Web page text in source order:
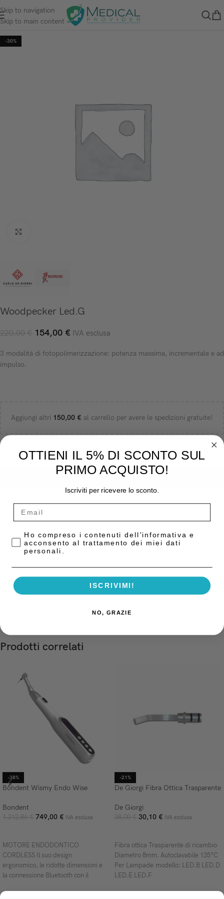
Skip to navigation
Skip to main content
-30%
Woodpecker Led.G
220,00€ 154,00 € IVA esclusa
3 modalità di fotopolimerizzazione: potenza massima, incrementale e ad
impulso.
Aggiungi altri 150,00 € al carrello per avere le spedizioni gratuite!
+
AGGIUNGI AL CARRELLO
COD:827/30
Categoria: Lampade Polimerizzatrici
Descrizione
Lampada a LED da riunito dalle elevate prestazioni.
Modalità di esposizione: 10 secondi
Prodotti correlati
-38%
Bondent Wismy Endo Wise
Bondent
1.212,86€ 749,00 € IVA esclusa
MOTORE ENDODONTICO
CORDLESS Il suo design
ergonomico, le ridotte dimensioni e
la connessione Bluetooth con il
-21%
De Giorgi Fibra Ottica Trasparente
De Giorgi
38,00€ 30,10 € IVA esclusa
Fibra ottica Trasparente di ricambio
Diametro 8mm. Autoclavabile 135°C
Per Lampade modello: LED.B LED.D
LED.E LED.F
OTTIENI IL 5% DI SCONTO SUL
PRIMO ACQUISTO!
Iscriviti per ricevere lo sconto.
Privacy Policy
Ho compreso i contenuti dell'informativa e
acconsento al trattamento dei miei dati
personali.
ISCRIVIMI!
NO, GRAZIE